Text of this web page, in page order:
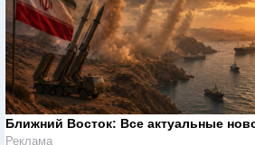
Ближний Восток: Все актуальные
Реклама